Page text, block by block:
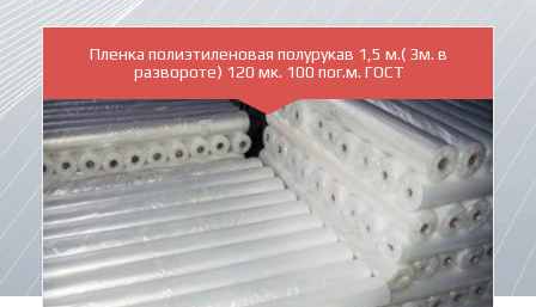
Пленка полиэтиленовая полурукав 1,5 м.( 3м. в
развороте) 120 мк. 100 пог.м. ГОСТ